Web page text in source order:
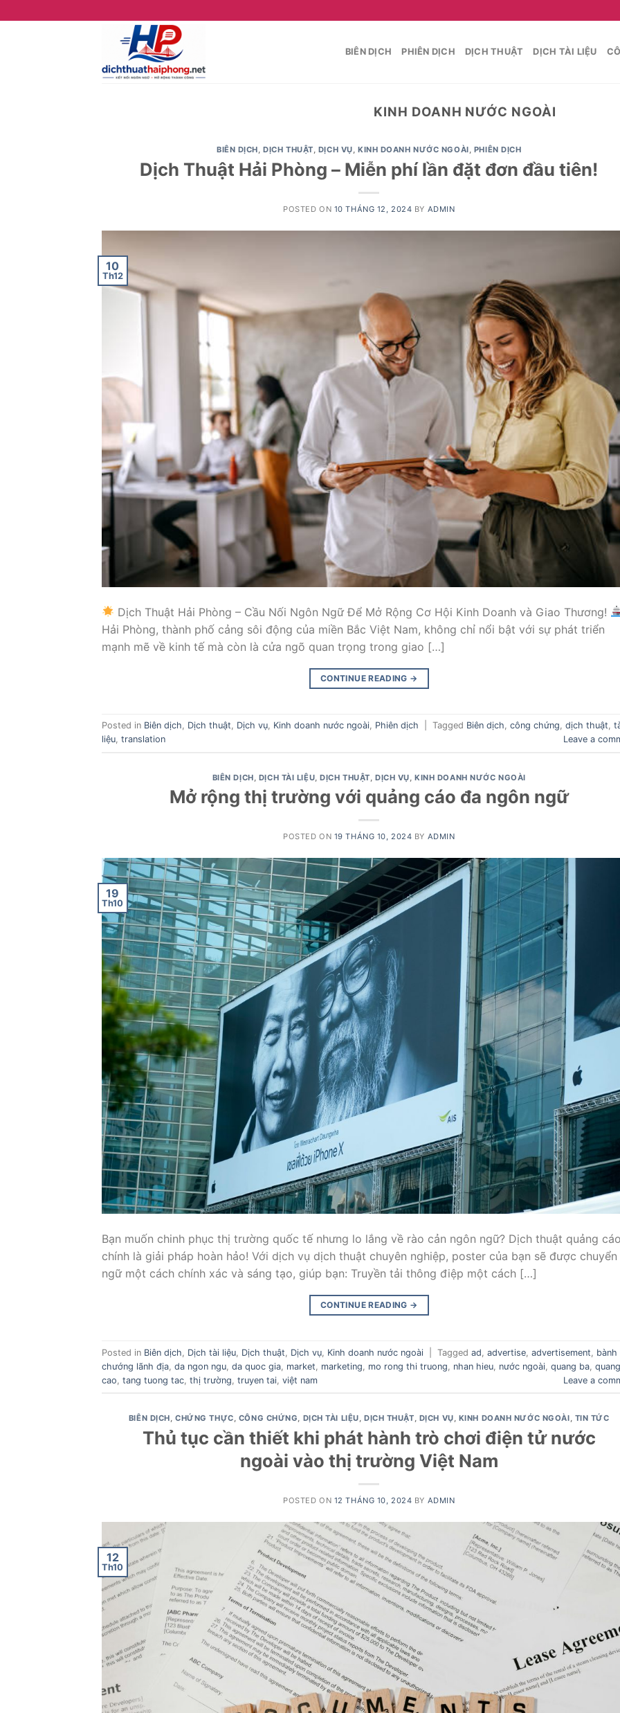
to
BIÊN DỊCH PHIÊN DỊCH DỊCH THUẬT DỊCH TÀI LIỆU
KINH DOANH NƯỚC NGOÀI
BIÊN DỊCH,DỊCH THUẬT, DỊCH VỤ, KINH DOANH NƯỚC NGOÀI, PHIÊN DỊCH
Dịch Thuật Hải Phòng – Miễn phí lần đặt đơn đầu tiên!
POSTED ON 10 THÁNG 12, 2024 BY ADMIN
10
Th12
Dịch Thuật Hải Phòng – Cầu Nối Ngôn Ngữ Để Mở Rộng Cơ Hội Kinh Doanh và Giao Thương!
Hải Phòng, thành phố cảng sôi động của miền Bắc Việt Nam, không chỉ nổi bật với sự phát triển
mạnh mẽ về kinh tế mà còn là cửa ngõ quan trọng trong giao […]
CONTINUE READING →
Posted in Biên dịch, Dịch thuật, Dịch vụ, Kinh doanh nước ngoài, Phiên dịch Tagged Biên dịch, công chứng, dịch thuật,
liệu, translation Leave a
BIÊN DỊCH, DỊCH TÀI LIỆU,DỊCH THUẬT, DỊCH VỤ,KINH DOANH NƯỚC NGOÀI
Mở rộng thị trường với quảng cáo đa ngôn ngữ
POSTED ON 19 THÁNG 10, 2024 BY ADMIN
19
Th10
Bạn muốn chinh phục thị trường quốc tế nhưng lo lắng về rào cản ngôn ngữ? Dịch thuật quảng cáo
chính là giải pháp hoàn hảo! Với dịch vụ dịch thuật chuyên nghiệp, poster của bạn sẽ được chuyển
ngữ một cách chính xác và sáng tạo, giúp bạn: Truyền tải thông điệp một cách […]
CONTINUE READING →
Posted in Biên dịch Dịch tài liệu Dịch thuật Dịch vụ Kinh doanh nước ngoài Tagged ad advertise advertisement
bành
chướng lãnh địa da ngon ngu da quoc gia market marketing mo rong thi truong nhan hieu nước ngoài quang ba quang
cao tang tuong tac thị trường truyen tai việt nam Leave a
BIÊN DỊCH,CHỨNG THỰC, CÔNG CHỨNG, DỊCH TÀI LIỆU, DỊCH THUẬT, DỊCH VỤ, KINH DOANH NƯỚC NGOÀI, TIN TỨC
Thủ tục cần thiết khi phát hành trò chơi điện tử nước
ngoài vào thị trường Việt Nam
POSTED ON 12 THÁNG 10, 2024 BY ADMIN
12
Th10